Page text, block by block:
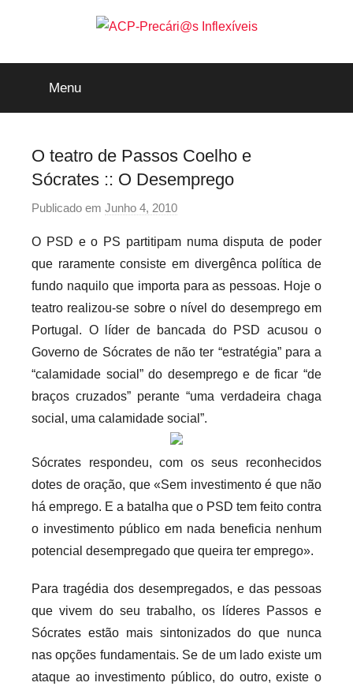
ACP-
Precári@s
Inflexíveis
Menu
O teatro de Passos Coelho e
Sócrates :: O Desemprego
Publicado em Junho 4, 2010
r
p
r
e
c
a
r
i
o
s
l
e
x
v
e
i
s
O PSD e o PS partitipam numa disputa de poder
que raramente consiste em divergênca política de
fundo naquilo que importa para as pessoas. Hoje o
teatro realizou-se sobre o nível do desemprego em
Portugal. O líder de bancada do PSD acusou o
Governo de Sócrates de não ter “estratégia” para a
“calamidade social” do desemprego e de ficar “de
braços cruzados” perante “uma verdadeira chaga
social, uma calamidade social”.
Sócrates respondeu, com os seus reconhecidos
dotes de oração, que «Sem investimento é que não
há emprego. E a batalha que o PSD tem feito contra
o investimento público em nada beneficia nenhum
potencial desempregado que queira ter emprego».
Para tragédia dos desempregados, e das pessoas
que vivem do seu trabalho, os líderes Passos e
Sócrates estão mais sintonizados do que nunca
nas opções fundamentais. Se de um lado existe um
ataque ao investimento público, do outro, existe o